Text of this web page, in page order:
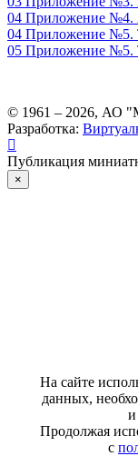
04 Приложение №4.
04 Приложение №5.
05 Приложение №5.
© 1961 – 2026, АО
Разработка:
Публикация
×
На сайте
данных,
и
Продолжая
с